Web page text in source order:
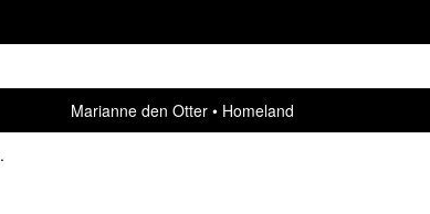
Marianne den Otter
Homeland
.